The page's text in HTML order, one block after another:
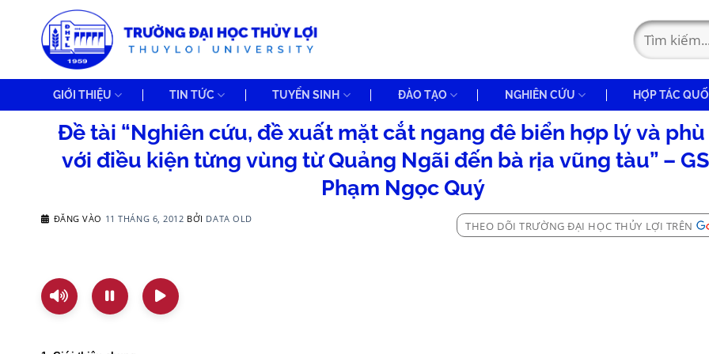
GIỚI THIỆU TIN TỨC TUYỂN SINH ĐÀO TẠO NGHIÊN CỨU HỢP TÁC
Đề tài “Nghiên cứu, đề xuất mặt cắt ngang đê biển hợp lý và
với điều kiện từng vùng từ Quảng Ngãi đến bà rịa vũng tàu” –
Phạm Ngọc Quý
ĐĂNG VÀO 11 THÁNG 6, 2012 BỞI DATA OLD
THEO DÕI TRƯỜNG ĐẠI HỌC THỦY LỢI TRÊN